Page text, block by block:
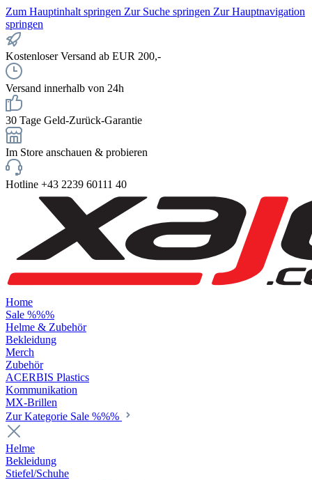
Zum Hauptinhalt springen Zur Suche springen Zur Hauptnavigation
springen
Kostenloser Versand ab EUR 200,-
Versand innerhalb von 24h
30 Tage Geld-Zurück-Garantie
Im Store anschauen & probieren
Hotline +43 2239 60111 40
Home
Sale %%%
Helme & Zubehör
Bekleidung
Merch
Zubehör
ACERBIS Plastics
Kommunikation
MX-Brillen
Zur Kategorie Sale %%%
Helme
Bekleidung
Stiefel/Schuhe